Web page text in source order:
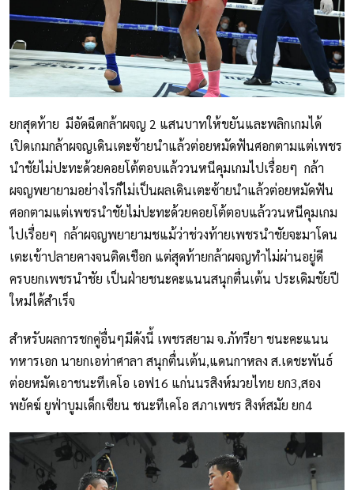
ยกสุดท้าย มีอัดฉีดกล้าผจญ 2 แสนบาทให้ขยันและพลิกเกมได้
เปิดเกมกล้าผจญเดินเตะซ้ายนำแล้วต่อยหมัดฟันศอกตามแต่เพชร
นำชัยไม่ปะทะด้วยคอยโต้ตอบแล้ววนหนีคุมเกมไปเรื่อยๆ กล้า
ผจญพยายามอย่างไรก็ไม่เป็นผลเดินเตะซ้ายนำแล้วต่อยหมัดฟัน
ศอกตามแต่เพชรนำชัยไม่ปะทะด้วยคอยโต้ตอบแล้ววนหนีคุมเกม
ไปเรื่อยๆ กล้าผจญพยายามชแม้ว่าช่วงท้ายเพชรนำชัยจะมาโดน
เตะเข้าปลายคางจนติดเชือก แต่สุดท้ายกล้าผจญทำไม่ผ่านอยู่ดี
ครบยกเพชรนำชัย เป็นฝ่ายชนะคะแนนสนุกตื่นเต้น ประเดิมชัยปี
ใหม่ได้สำเร็จ
สำหรับผลการชกคู่อื่นๆมีดังนี้ เพชรสยาม จ.ภัทรียา ชนะคะแนน
ทหารเอก นายกเอท่าศาลา สนุกตื่นเต้น,แดนกาหลง ส.เดชะพันธ์
ต่อยหมัดเอาชนะทีเคโอ เอฟ16 แก่นนรสิงห์มวยไทย ยก3,สอง
พยัคฆ์ ยูฟ่าบูมเด็กเซียน ชนะทีเคโอ สภาเพชร สิงห์สมัย ยก4